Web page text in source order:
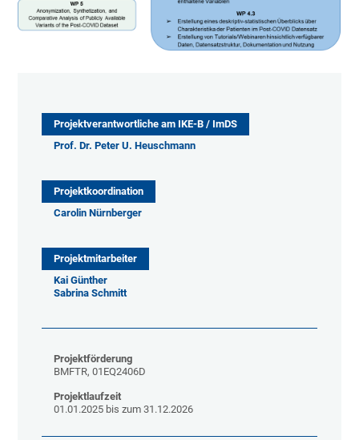
Projektverantwortliche am IKE-B / ImDS
Prof. Dr. Peter U. Heuschmann
Projektkoordination
Carolin Nürnberger
Projektmitarbeiter
Kai Günther
Sabrina Schmitt
Projektförderung
BMFTR, 01EQ2406D
Projektlaufzeit
01.01.2025 bis zum 31.12.2026